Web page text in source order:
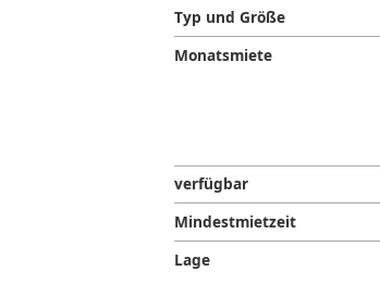
Typ und Größe
Monatsmiete
verfügbar
Mindestmietzeit
Lage